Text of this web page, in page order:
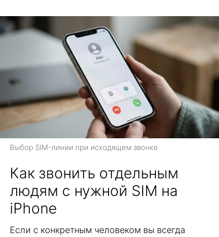
Выбор SIM-линии при исходящем звонке
Как звонить отдельным
людям с нужной SIM на
iPhone
Если с конкретным человеком вы всегда